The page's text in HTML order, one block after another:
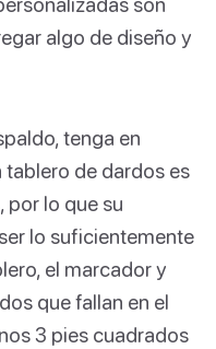
algo de diseño y
tenga en
tablero de dardos es
por lo que su
lo suficientemente
el marcador y
que fallan en el
3 pies cuadrados